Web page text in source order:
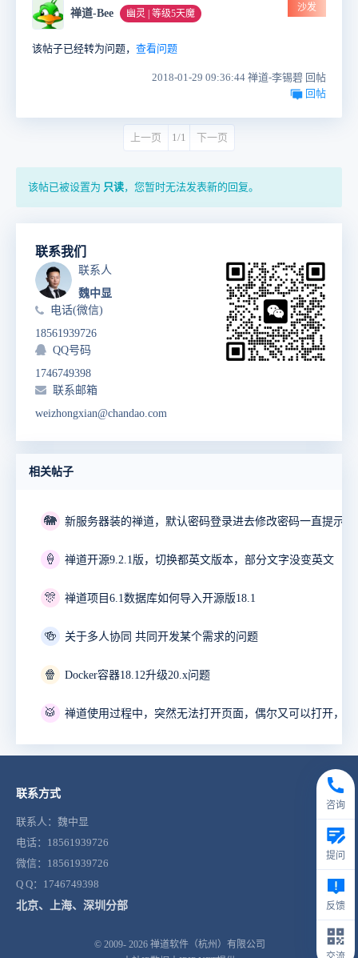
禅道-Bee 幽灵 | 等级5天魔
沙发
该帖子已经转为问题， 查看问题
2018-01-29 09:36:44 禅道-李锡碧 回帖
回帖
上一页 1/1 下一页
该帖已被设置为 只读，您暂时无法发表新的回复。
联系我们
联系人
魏中显
电话(微信)
18561939726
QQ号码
1746749398
联系邮箱
weizhongxian@chandao.com
相关帖子
🐘
🍦 禅道开源9.2.1版，切换都英文版本，部分文字没变英文
🎊 禅道项目6.1数据库如何导入开源版18.1
🍻 关于多人协同 共同开发某个需求的问题
🍿 Docker容器18.12升级20.x问题
🥁
联系方式
联系人：魏中显
电话：18561939726
微信：18561939726
Q Q：1746749398
北京、上海、深圳分部
© 2009- 2026 禅道软件（杭州）有限公司
咨询
提问
反馈